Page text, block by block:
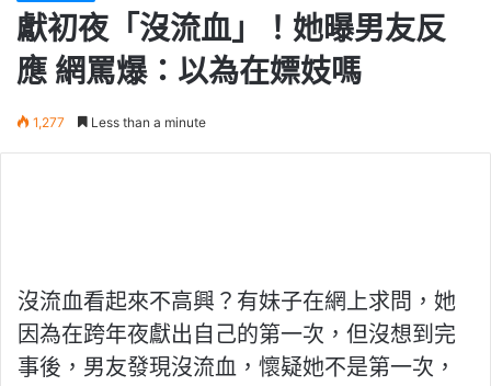
獻初夜「沒流血」！她曝男友反
應 網罵爆：以為在嫖妓嗎
1,277 Less than a minute
沒流血看起來不高興？有妹子在網上求問，她
因為在跨年夜獻出自己的第一次，但沒想到完
事後，男友發現沒流血，懷疑她不是第一次，